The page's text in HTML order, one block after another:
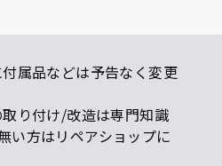
属品などは予告なく変更
り付け/改造は専門知識
い方はリペアショップに